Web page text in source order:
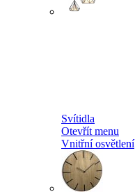
Svítidla
Otevřít menu
Vnitřní osvětlení